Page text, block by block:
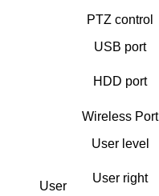
PTZ control
USB port
HDD port
Wireless Port
User
User level
User right